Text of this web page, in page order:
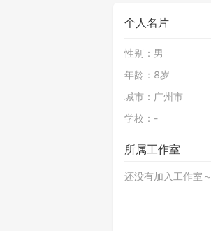
个人名片
性别： 男
年龄： 8岁
城市： 广州市
学校： -
所属工作室
还没有加入工作室～